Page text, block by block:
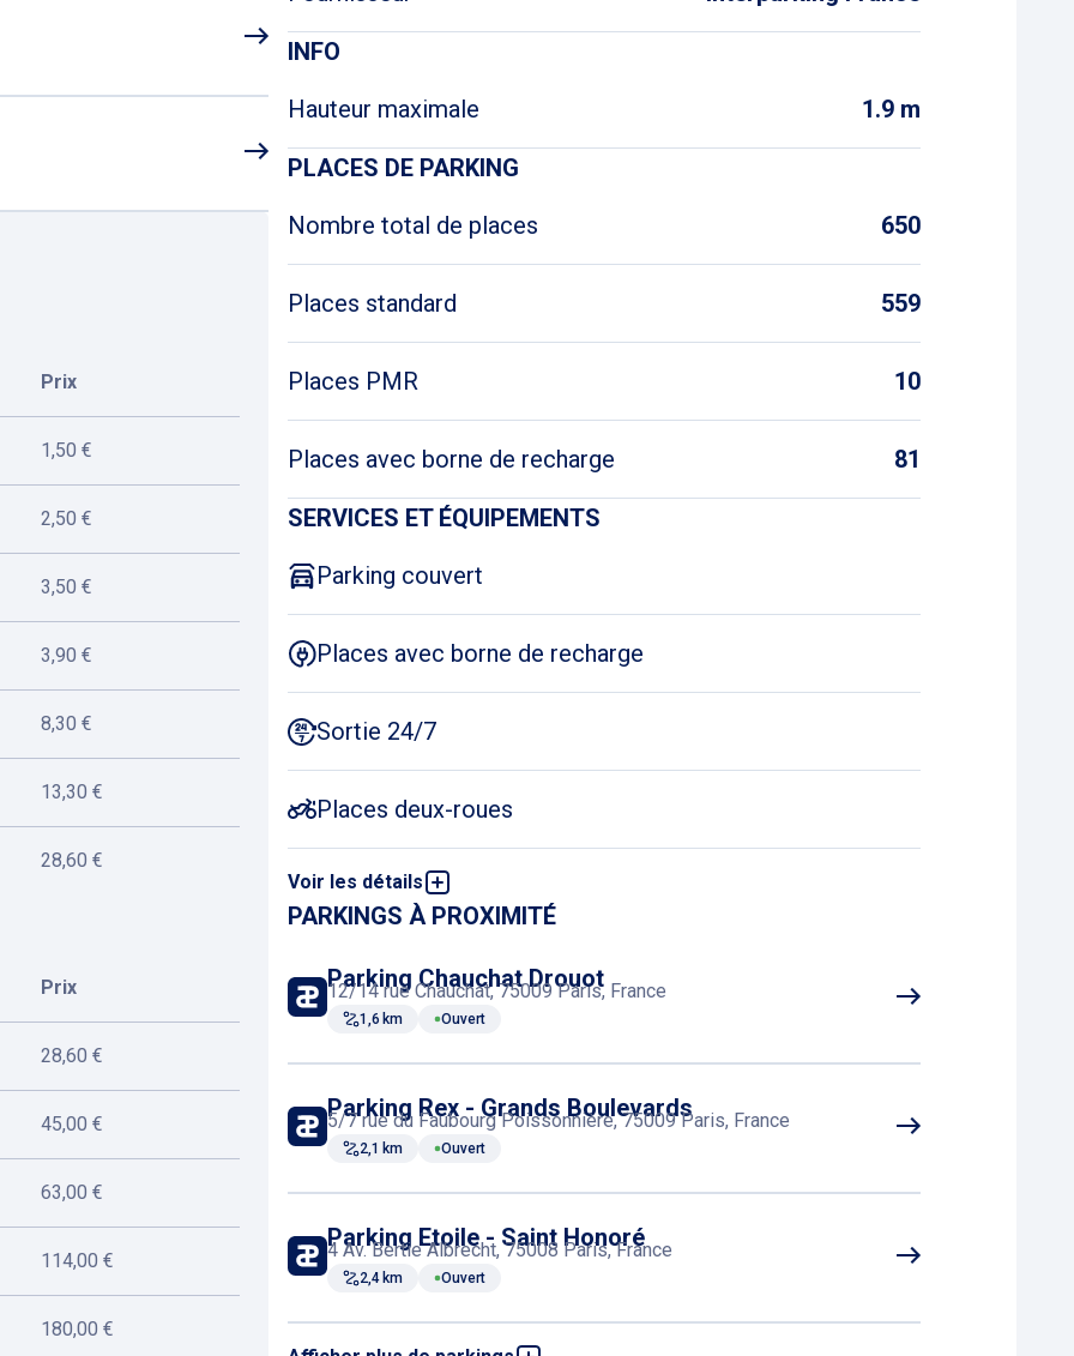
Prix
1,50 €
2,50 €
3,50 €
3,90 €
8,30 €
13,30 €
28,60 €
Prix
28,60 €
45,00 €
63,00 €
114,00 €
180,00 €
INFO
Hauteur maximale
1.9 m
PLACES DE PARKING
Nombre total de places
650
Places standard 559
Places PMR 10
Places avec borne de recharge 81
SERVICES ET ÉQUIPEMENTS
Parking couvert
Places avec borne de recharge
Sortie 24/7
Places deux-roues
Voir les détails
Acheter un ticket en ligne
PARKINGS À PROXIMITÉ
Parking Chauchat Drouot
12/14 rue Chauchat, 75009 Paris, France
1,6 km Ouvert
Parking Rex - Grands Boulevards
5/7 rue du Faubourg Poissonnière, 75009 Paris, France
2,1 km Ouvert
Parking Etoile - Saint Honoré
4 Av. Bertie Albrecht, 75008 Paris, France
2,4 km Ouvert